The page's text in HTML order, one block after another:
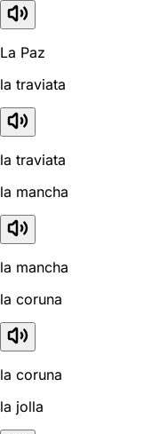
La Paz
la traviata
la traviata
la mancha
la mancha
la coruna
la coruna
la jolla